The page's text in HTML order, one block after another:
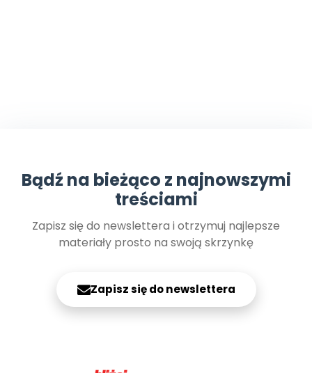
Bądź na bieżąco z najnowszymi
treściami
Zapisz się do newslettera i otrzymuj najlepsze
materiały prosto na swoją skrzynkę
Zapisz się do newslettera